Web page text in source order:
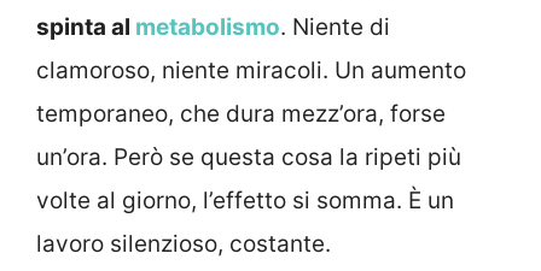
spinta al metabolismo. Niente di
clamoroso, niente miracoli. Un aumento
temporaneo, che dura mezz’ora, forse
un’ora. Però se questa cosa la ripeti più
volte al giorno, l’effetto si somma. È un
lavoro silenzioso, costante.